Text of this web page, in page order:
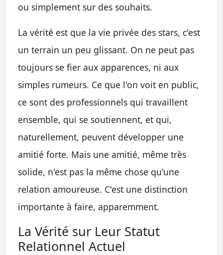
ou simplement sur des souhaits.
La vérité est que la vie privée des stars, c'est
un terrain un peu glissant. On ne peut pas
toujours se fier aux apparences, ni aux
simples rumeurs. Ce que l'on voit en public,
ce sont des professionnels qui travaillent
ensemble, qui se soutiennent, et qui,
naturellement, peuvent développer une
amitié forte. Mais une amitié, même très
solide, n'est pas la même chose qu'une
relation amoureuse. C'est une distinction
importante à faire, apparemment.
La Vérité sur Leur Statut
Relationnel Actuel